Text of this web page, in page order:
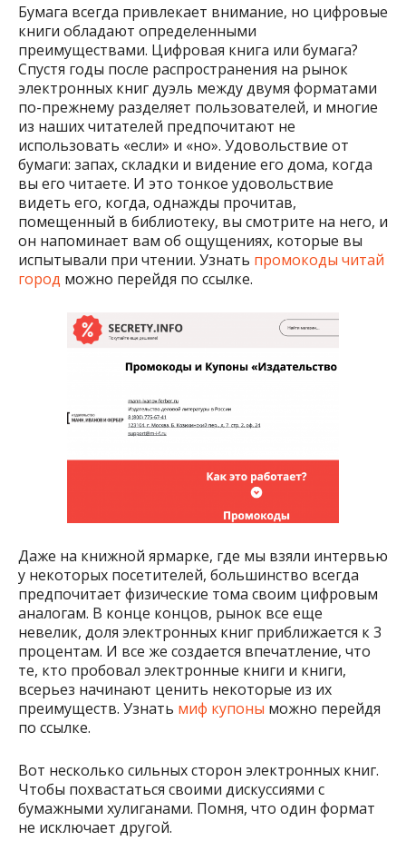
Бумага всегда привлекает внимание, но цифровые
книги обладают определенными
преимуществами. Цифровая книга или бумага?
Спустя годы после распространения на рынок
электронных книг дуэль между двумя форматами
по-прежнему разделяет пользователей, и многие
из наших читателей предпочитают не
использовать «если» и «но». Удовольствие от
бумаги: запах, складки и видение его дома, когда
вы его читаете. И это тонкое удовольствие
видеть его, когда, однажды прочитав,
помещенный в библиотеку, вы смотрите на него, и
он напоминает вам об ощущениях, которые вы
испытывали при чтении. Узнать промокоды читай
город можно перейдя по ссылке.
Даже на книжной ярмарке, где мы взяли интервью
у некоторых посетителей, большинство всегда
предпочитает физические тома своим цифровым
аналогам. В конце концов, рынок все еще
невелик, доля электронных книг приближается к 3
процентам. И все же создается впечатление, что
те, кто пробовал электронные книги и книги,
всерьез начинают ценить некоторые из их
преимуществ. Узнать миф купоны можно перейдя
по ссылке.
Вот несколько сильных сторон электронных книг.
Чтобы похвастаться своими дискуссиями с
бумажными хулиганами. Помня, что один формат
не исключает другой.